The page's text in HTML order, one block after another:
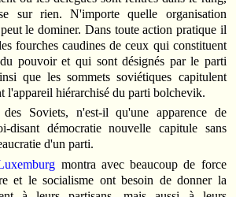
sur rien. N'importe quelle organisation
le dominer. Dans toute action pratique il
fourches caudines de ceux qui constituent
pouvoir et qui sont désignés par le parti
que les sommets soviétiques capitulent
l'appareil hiérarchisé du parti bolchevik.
Soviets, n'est-il qu'une apparence de
disant démocratie nouvelle capitule sans
d'un parti.
montra avec beaucoup de force
et le socialisme ont besoin de donner la